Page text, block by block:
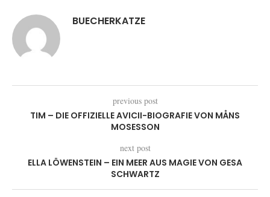
BUECHERKATZE
previous post
TIM – DIE OFFIZIELLE AVICII-BIOGRAFIE VON MÅNS
MOSESSON
next post
ELLA LÖWENSTEIN – EIN MEER AUS MAGIE VON GESA
SCHWARTZ